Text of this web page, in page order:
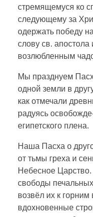
стремящемуся ко
следующему за
одержать победу
слову св.
возлюбленным
Мы празднуем
одной земли в
как отмечали
радуясь
египетского плена.
Наша Пасха о
от тьмы греха и
Небесное
свободы
возвёл их к
вдохновенные